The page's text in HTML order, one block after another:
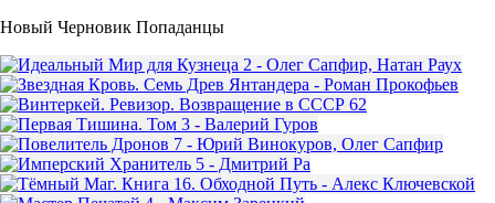
Новый Черновик Попаданцы